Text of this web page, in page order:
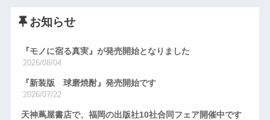
お知らせ
『モノに宿る真実』が発売開始となりました
2026/08/04
『新装版 球磨焼酎』発売開始です
2026/07/22
天神蔦屋書店で、福岡の出版社10社合同フェア開催中です